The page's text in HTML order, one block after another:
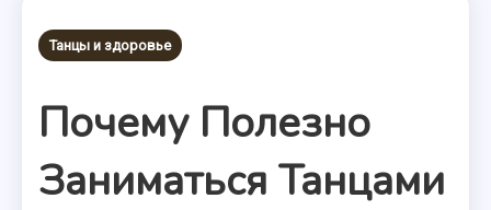
Танцы и здоровье
Почему Полезно
Заниматься Танцами